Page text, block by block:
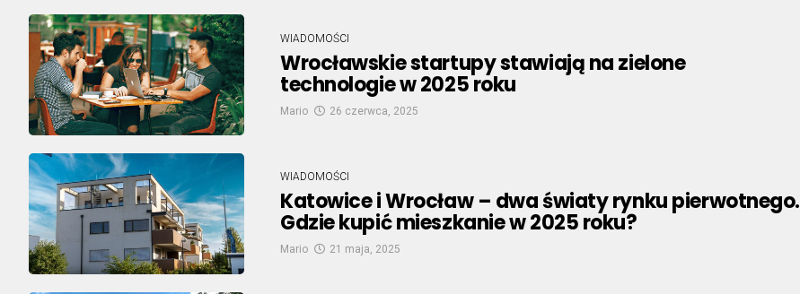
WIADOMOŚCI
Wrocławskie startupy stawiają na zielone
technologie w 2025 roku
Mario 26 czerwca, 2025
WIADOMOŚCI
Katowice i Wrocław – dwa światy rynku pierwotnego.
Gdzie kupić mieszkanie w 2025 roku?
Mario 21 maja, 2025